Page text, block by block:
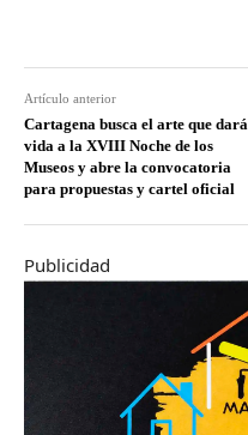
Artículo anterior
Cartagena busca el arte que dará
vida a la XVIII Noche de los
Museos y abre la convocatoria
para propuestas y cartel oficial
Publicidad